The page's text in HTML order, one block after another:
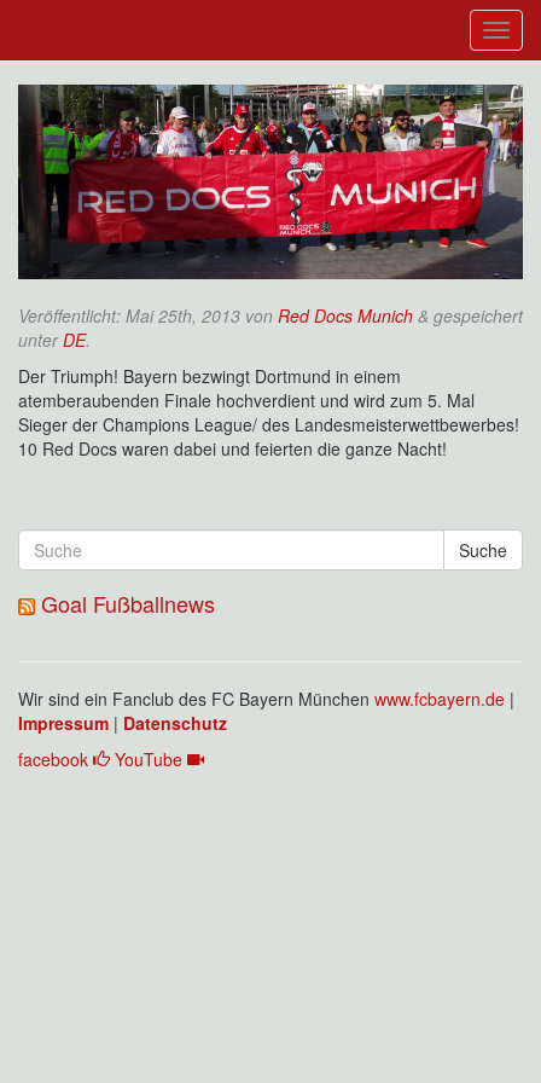
Veröffentlicht: Mai 25th, 2013 von Red Docs Munich & gespeichert
unterDE.
Der Triumph! Bayern bezwingt Dortmund in einem
atemberaubenden Finale hochverdient und wird zum 5. Mal
Sieger der Champions League/ des Landesmeisterwettbewerbes!
10 Red Docs waren dabei und feierten die ganze Nacht!
Suche
Goal Fußballnews
Wir sind ein Fanclub des FC Bayern München www.fcbayern.de |
Impressum | Datenschutz
facebook
YouTube